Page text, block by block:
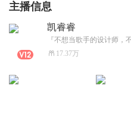
主播信息
凯睿睿
17.37万